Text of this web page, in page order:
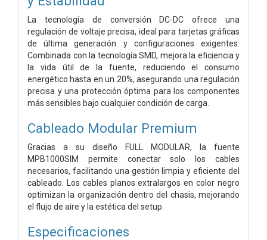
La tecnología de conversión DC-DC ofrece una
regulación de voltaje precisa, ideal para tarjetas gráficas
de última generación y configuraciones exigentes.
Combinada con la tecnología SMD, mejora la eficiencia y
la vida útil de la fuente, reduciendo el consumo
energético hasta en un 20%, asegurando una regulación
precisa y una protección óptima para los componentes
más sensibles bajo cualquier condición de carga.
Cableado Modular Premium
Gracias a su diseño FULL MODULAR, la fuente
MPB1000SIM permite conectar solo los cables
necesarios, facilitando una gestión limpia y eficiente del
cableado. Los cables planos extralargos en color negro
optimizan la organización dentro del chasis, mejorando
el flujo de aire y la estética del setup.
Especificaciones